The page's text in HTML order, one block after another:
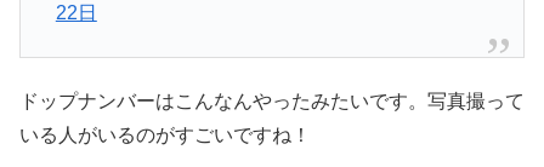
22日
ドップナンバーはこんなんやったみたいです。写真撮って
いる人がいるのがすごいですね！